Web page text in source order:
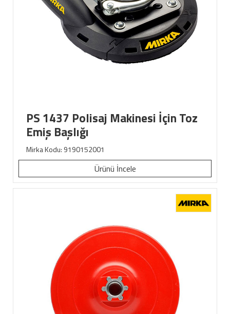
PS 1437 Polisaj Makinesi İçin Toz
Emiş Başlığı
Mirka Kodu: 9190152001
Ürünü İncele